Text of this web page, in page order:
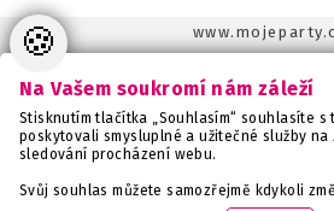
🍪
Na Vašem soukromí nám záleží
Stisknutím tlačítka „Souhlasím“ souhlasíte s
poskytovali smysluplné a užitečné služby
sledování procházení webu.
Svůj souhlas můžete samozřejmě kdykoli